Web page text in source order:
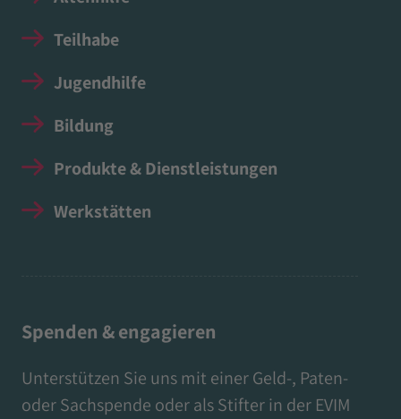
Teilhabe
Jugendhilfe
Bildung
Produkte & Dienstleistungen
Werkstätten
Spenden & engagieren
Unterstützen Sie uns mit einer Geld-, Paten-
oder Sachspende oder als Stifter in der EVIM